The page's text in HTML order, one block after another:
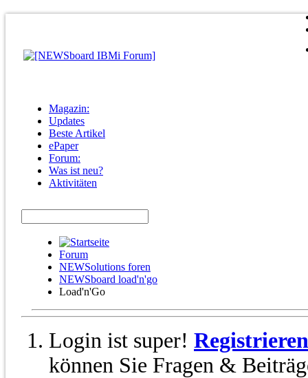
Magazin:
Updates
Beste Artikel
ePaper
Forum:
Was ist neu?
Aktivitäten
Forum
NEWSolutions foren
NEWSboard load'n'go
Load'n'Go
Login ist super! Registrieren
können Sie Fragen &